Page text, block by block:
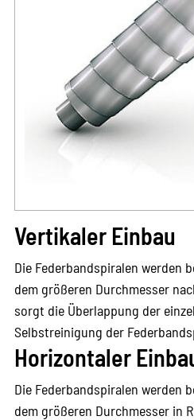
Vertikaler Einbau
Die Federbandspiralen werden
dem größeren Durchmesser
sorgt die Überlappung der
Selbstreinigung der
Horizontaler
Die Federbandspiralen werden
dem größeren Durchmesser in